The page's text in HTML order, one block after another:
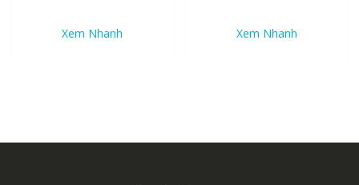
Xem Nhanh Xem Nhanh